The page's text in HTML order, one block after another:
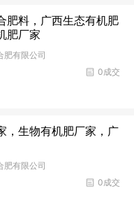
肥料，广西生态有机肥
肥厂家
肥有限公司
0成交
，生物有机肥厂家，广
肥有限公司
0成交